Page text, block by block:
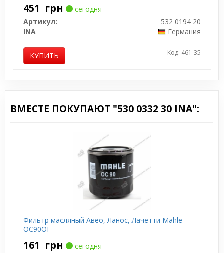
451 грн
сегодня
Артикул:
532 0194 20
INA
Германия
КУПИТЬ Код: 461-35
ВМЕСТЕ ПОКУПАЮТ "530 0332 30 INA":
Фильтр масляный Авео, Ланос, Лачетти Mahle
OC90OF
161 грн
сегодня